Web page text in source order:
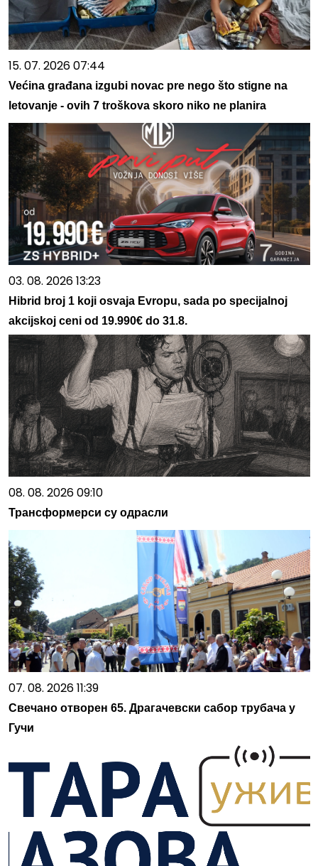
15. 07. 2026 07:44
Većina građana izgubi novac pre nego što stigne na
letovanje - ovih 7 troškova skoro niko ne planira
03. 08. 2026 13:23
Hibrid broj 1 koji osvaja Evropu, sada po specijalnoj
akcijskoj ceni od 19.990€ do 31.8.
08. 08. 2026 09:10
Трансформерси су одрасли
07. 08. 2026 11:39
Свечано отворен 65. Драгачевски сабор трубача у
Гучи